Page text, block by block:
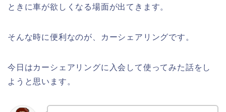
ときに車が欲しくなる場面が出てきます。
そんな時に便利なのが、カーシェアリングです。
今日はカーシェアリングに入会して使ってみた話をし
ようと思います。